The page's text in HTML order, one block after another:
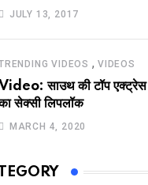
JULY 13, 2017
VIDEOS , VIDEOS
Video: साउथ की टॉप एक्ट्रेस
सेक्सी लिपलॉक
MARCH 4, 2020